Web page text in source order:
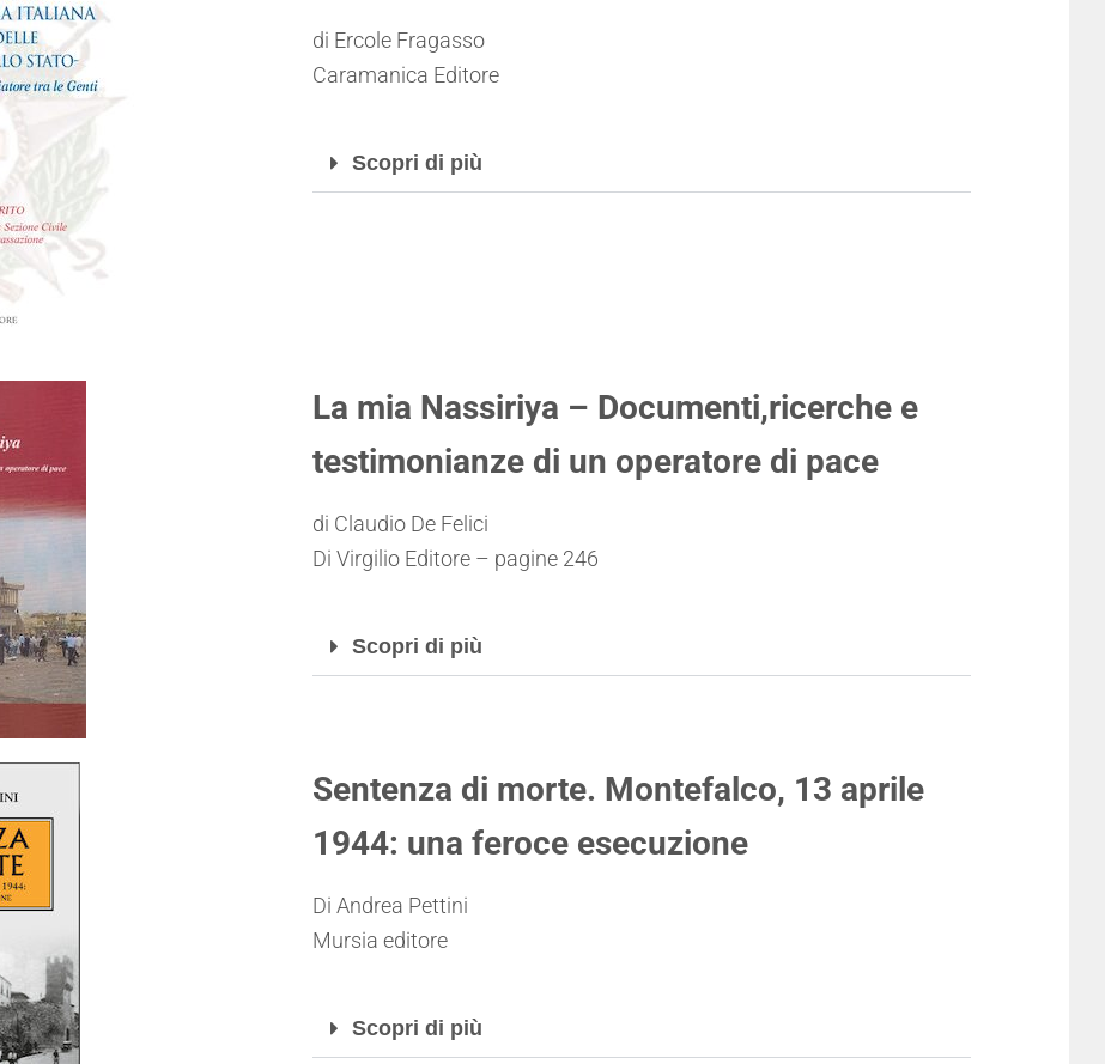
di Ercole Fragasso
Caramanica Editore
Scopri di più
La mia Nassiriya – Documenti,ricerche e
testimonianze di un operatore di pace
di Claudio De Felici
Di Virgilio Editore – pagine 246
Scopri di più
Sentenza di morte. Montefalco, 13 aprile
1944: una feroce esecuzione
Di Andrea Pettini
Mursia editore
Scopri di più